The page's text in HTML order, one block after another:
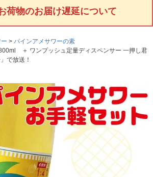
荷物のお届け遅延について
パインアメサワーの素
＋ ワンプッシュ定量ディスペンサー 一押し君
で放送！